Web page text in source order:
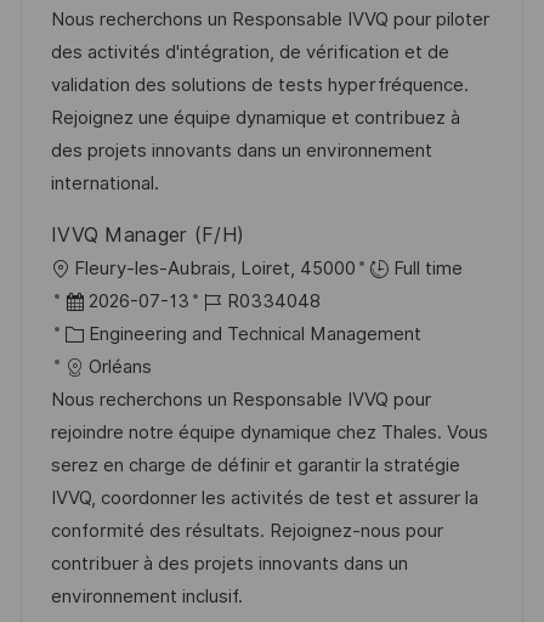
n
t
l
c
u
n
g
u
m
d
e
r
V
r
ö
f
f
e
n
t
l
i
c
h
u
-
I
D
t
e
g
o
r
i
Nous recherchons un Responsable IVVQ pour piloter
des activités d'intégration, de vérification et de
validation des solutions de tests hyperfréquence.
Rejoignez une équipe dynamique et contribuez à
des projets innovants dans un environnement
international.
IVVQ Manager (F/H)
O
r
t
Fleury-les-Aubrais, Loiret, 45000
Full time
D
a
t
u
m
d
e
r
V
e
2026-07-13
J
o
-
I
D
R0334048
K
a
t
e
g
o
r
i
e
Engineering and Technical Management
Orléans
Nous recherchons un Responsable IVVQ pour
rejoindre notre équipe dynamique chez Thales. Vous
serez en charge de définir et garantir la stratégie
IVVQ, coordonner les activités de test et assurer la
conformité des résultats. Rejoignez-nous pour
contribuer à des projets innovants dans un
environnement inclusif.